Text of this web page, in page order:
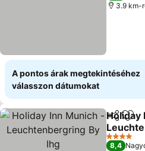
3.9 km-
A pontos árak megtekintéséhez
válasszon dátumokat
Holiday
Árak
4 Kategória
8,4